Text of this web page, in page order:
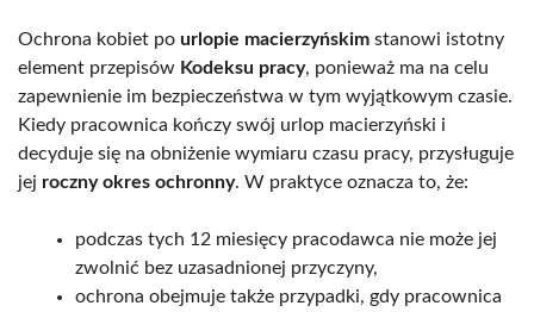
Ochrona kobiet po urlopie macierzyńskim stanowi istotny
element przepisów Kodeksu pracy, ponieważ ma na celu
zapewnienie im bezpieczeństwa w tym wyjątkowym czasie.
Kiedy pracownica kończy swój urlop macierzyński i
decyduje się na obniżenie wymiaru czasu pracy, przysługuje
jej roczny okres ochronny. W praktyce oznacza to, że:
podczas tych 12 miesięcy pracodawca nie może jej
zwolnić bez uzasadnionej przyczyny,
ochrona obejmuje także przypadki, gdy pracownica